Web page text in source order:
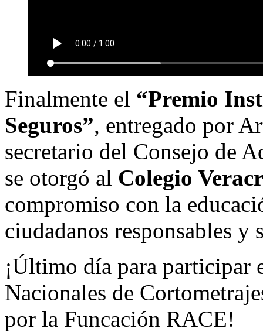
Finalmente el “Premio
Seguros”, entregado por
secretario del Consejo de
se otorgó al Colegio
compromiso con la
ciudadanos responsables y
¡Último día para
Nacionales de
por la Funcación RACE!